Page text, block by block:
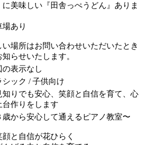
に美味しい『田舎っぺうどん』ありま
場あり
い場所はお問い合わせいただいたとき
知らせいたします。
の表示なし
シック / 子供向け
知りでも安心、笑顔と自信を育て、心
台作りをします
歳から安心して通えるピアノ教室〜
と自信が花ひらく